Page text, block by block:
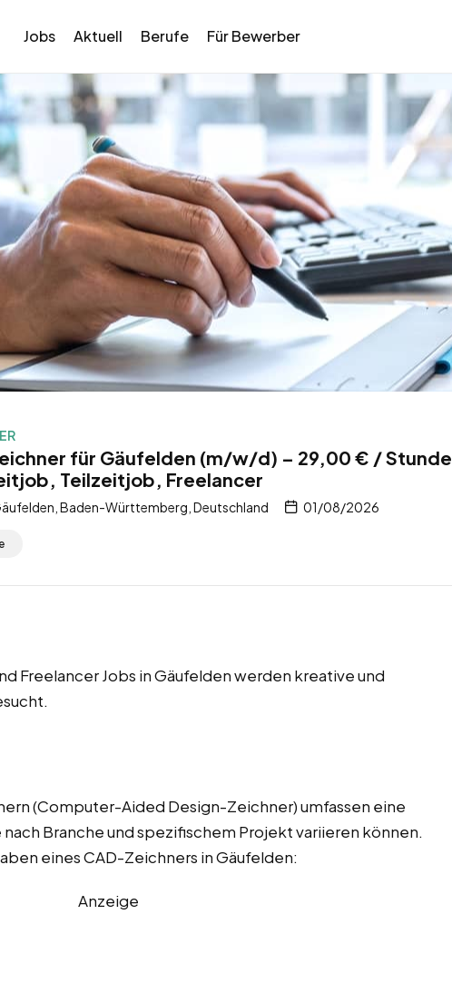
Jobs Aktuell Berufe Für Bewerber
für Gäufelden (m/w/d) – 29,00 € / Stunde
Teilzeitjob, Freelancer
Baden-Württemberg, Deutschland 01/08/2026
Freelancer Jobs in Gäufelden werden kreative und
(Computer-Aided Design-Zeichner) umfassen eine
Branche und spezifischem Projekt variieren können.
eines CAD-Zeichners in Gäufelden:
Anzeige